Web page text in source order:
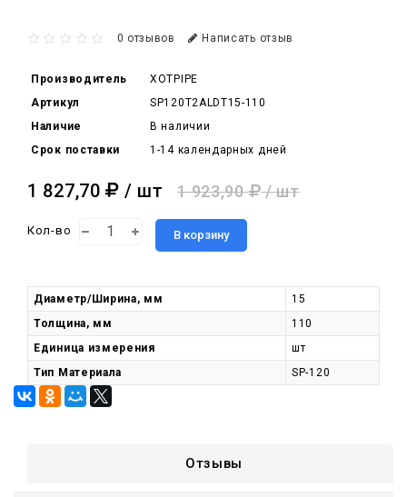
0 отзывов Написать отзыв
Производитель
XOTPIPE
Артикул
SP120T2ALDT15-110
Наличие
В наличии
Срок поставки
1-14 календарных дней
1 827,70 / шт 1 923,90 / шт
Кол-во В корзину
Диаметр/Ширина, мм
15
Толщина, мм
110
Единица измерения
шт
Тип Материала
SP-120
Отзывы